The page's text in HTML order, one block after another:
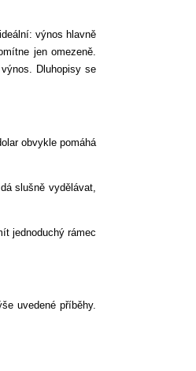
výnos hlavně
jen omezeně.
Dluhopisy se
obvykle pomáhá
slušně vydělávat,
jednoduchý rámec
uvedené příběhy.